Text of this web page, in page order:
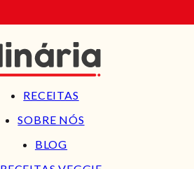
RECEITAS
SOBRE NÓS
BLOG